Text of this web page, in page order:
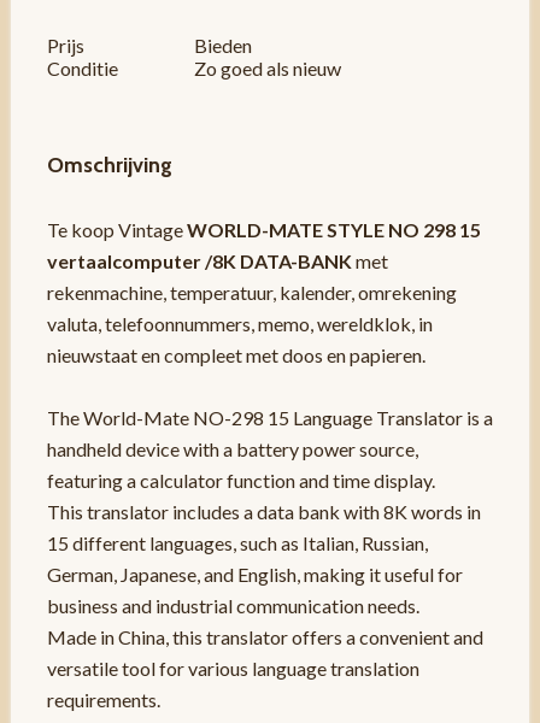
Prijs
Bieden
Conditie
Zo goed als nieuw
Omschrijving
Te koop VintageWORLD-MATE STYLE NO 298 15
vertaalcomputer /8K DATA-BANKmet
rekenmachine, temperatuur, kalender, omrekening
valuta, telefoonnummers, memo, wereldklok, in
nieuwstaat en compleet met doos en papieren.
The World-Mate NO-298 15 Language Translator is a
handheld device with a battery power source,
featuring a calculator function and time display.
This translator includes a data bank with 8K words in
15 different languages, such as Italian, Russian,
German, Japanese, and English, making it useful for
business and industrial communication needs.
Made in China, this translator offers a convenient and
versatile tool for various language translation
requirements.